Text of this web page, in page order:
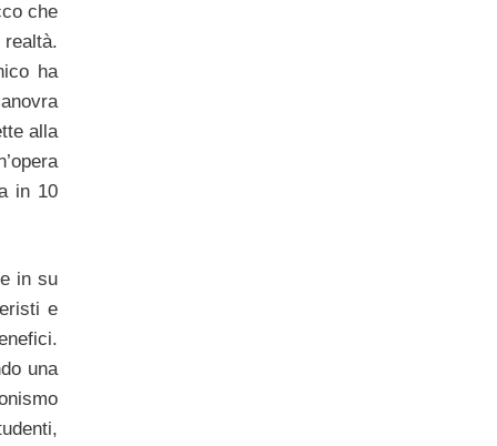
che
ha
alla
in 10
in su
e
una